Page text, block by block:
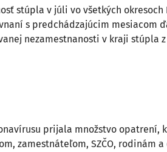
stúpla v júli vo všetkých okresoch
s predchádzajúcim mesiacom
nezamestnanosti v kraji stúpla z
prijala množstvo opatrení,
zamestnáteľom, SZČO, rodinám a